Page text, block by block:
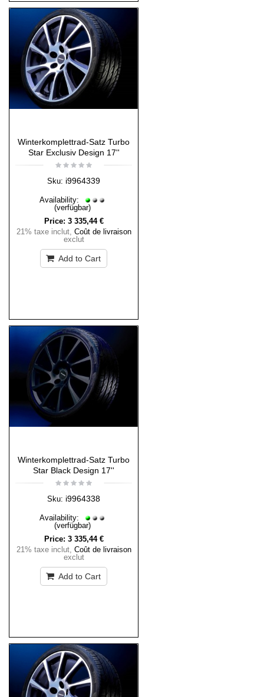
Winterkomplettrad-Satz Turbo
Star Exclusiv Design 17''
Sku: i9964339
Availability:
(verfügbar)
Price: 3 335,44 €
21% taxe inclut, Coût de livraison
exclut
Add to Cart
Winterkomplettrad-Satz Turbo
Star Black Design 17''
Sku: i9964338
Availability:
(verfügbar)
Price: 3 335,44 €
21% taxe inclut, Coût de livraison
exclut
Add to Cart